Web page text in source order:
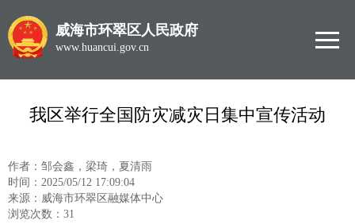
威海市环翠区人民政府
www.huancui.gov.cn
我区举行全国防灾减灾日集中宣传活动
作者：邹会鑫，梁琦，夏清雨
时间：2025/05/12 17:09:04
来源：威海市环翠区融媒体中心
浏览次数： 31